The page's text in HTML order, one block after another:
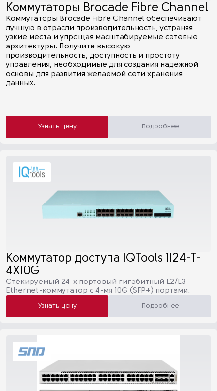
Коммутаторы Brocade Fibre Channel
Коммутаторы Brocade Fibre Channel обеспечивают
лучшую в отрасли производительность, устраняя
узкие места и упрощая масштабируемые сетевые
архитектуры. Получите высокую
производительность, доступность и простоту
управления, необходимые для создания надежной
основы для развития желаемой сети хранения
данных.
Узнать цену Подробнее
Коммутатор доступа IQTools 1124-T-
4X10G
Cтекируемый 24-х портовый гигабитный L2/L3
Ethernet-коммутатор c 4-мя 10G (SFP+) портами.
Узнать цену Подробнее